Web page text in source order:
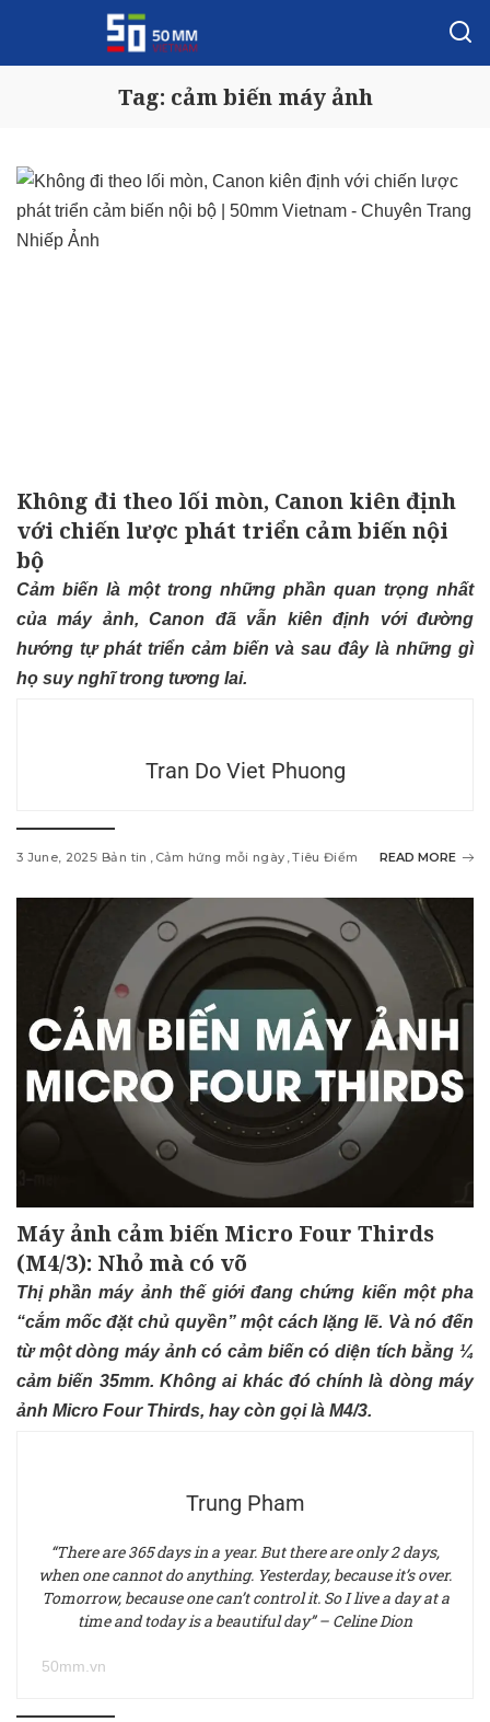
Tag: cảm biến máy ảnh
Không đi theo lối mòn, Canon kiên định
với chiến lược phát triển cảm biến nội
bộ
Cảm biến là một trong những phần quan trọng nhất
của máy ảnh, Canon đã vẫn kiên định với đường
hướng tự phát triển cảm biến và sau đây là những gì
họ suy nghĩ trong tương lai.
Tran Do Viet Phuong
3 June, 2025 Bản tin Cảm hứng mỗi ngày Tiêu Điểm READ MORE
Máy ảnh cảm biến Micro Four Thirds
(M4/3): Nhỏ mà có võ
Thị phần máy ảnh thế giới đang chứng kiến một pha
“cắm mốc đặt chủ quyền” một cách lặng lẽ. Và nó đến
từ một dòng máy ảnh có cảm biến có diện tích bằng ¼
cảm biến 35mm. Không ai khác đó chính là dòng máy
ảnh Micro Four Thirds, hay còn gọi là M4/3.
Trung Pham
“There are 365 days in a year. But there are only 2 days,
when one cannot do anything. Yesterday, because it’s over.
Tomorrow, because one can’t control it. So I live a day at a
time and today is a beautiful day” – Celine Dion
50mm.vn